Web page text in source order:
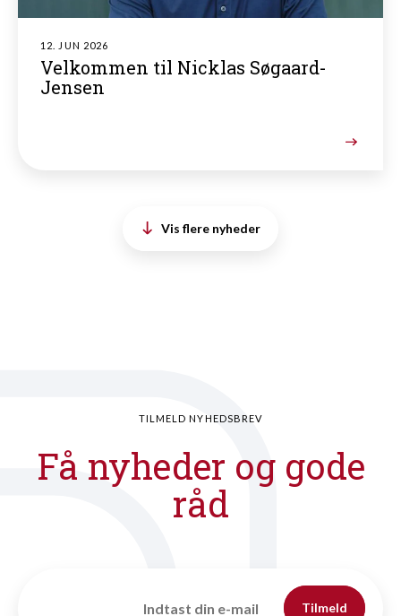
12. JUN 2026
Velkommen til Nicklas Søgaard-
Jensen
Vis flere nyheder
TILMELD NYHEDSBREV
Få nyheder og gode
råd
Tilmeld